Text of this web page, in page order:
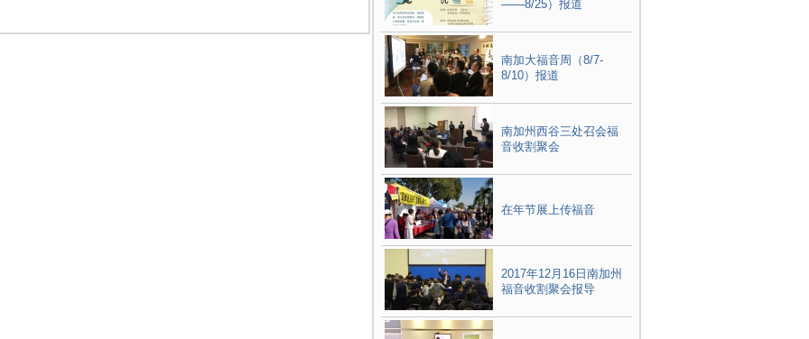
——8/25）报道
南加大福音周（8/7-
8/10）报道
南加州西谷三处召会福
音收割聚会
在年节展上传福音
2017年12月16日南加州
福音收割聚会报导